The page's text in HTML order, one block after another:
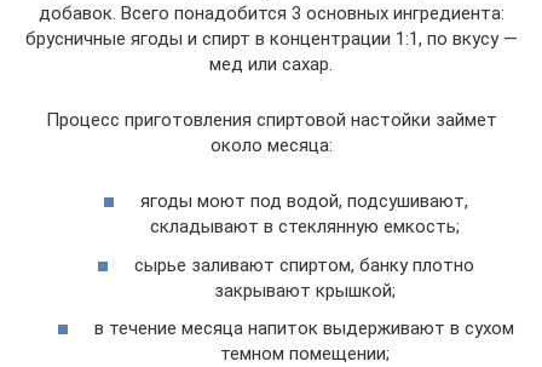
добавок. Всего понадобится 3 основных ингредиента:
брусничные ягоды и спирт в концентрации 1:1, по вкусу —
мед или сахар.
Процесс приготовления спиртовой настойки займет
около месяца:
ягоды моют под водой, подсушивают,
складывают в стеклянную емкость;
сырье заливают спиртом, банку плотно
закрывают крышкой;
в течение месяца напиток выдерживают в сухом
темном помещении;